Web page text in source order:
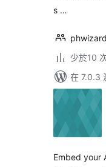
s …
phwizard
少於10
在 7.0.3
Embed your